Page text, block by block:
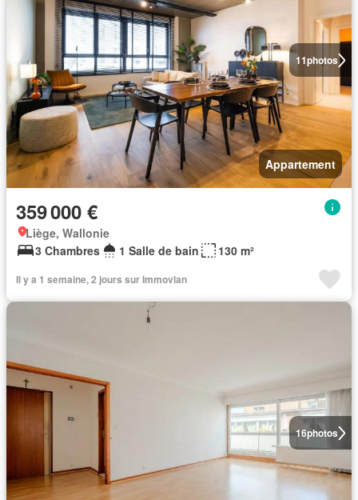
11photos
Appartement
359 000 €
Liège, Wallonie
3 Chambres
1 Salle de bain 130 m²
Il y a 1 semaine, 2 jours sur Immovlan
16photos